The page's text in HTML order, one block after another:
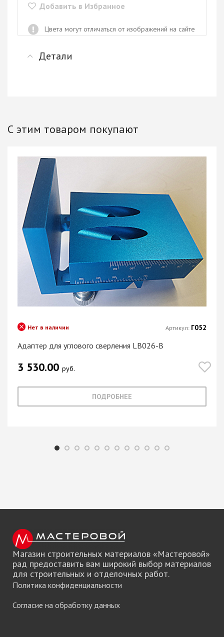
Добавить в Избранное
Цвета могут отличаться от изображений на сайте
Детали
С этим товаром покупают
Адаптер для углового сверления LB026-B
Нет в наличии
3 530.00 руб.
ПОДРОБНЕЕ
Артикул: Г052
Магазин строительных материалов «Мастеровой»
рад предоставить вам широкий выбор материалов
для строительных и отделочных работ.
Политика конфиденциальности
Согласие на обработку данных